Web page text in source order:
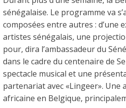
sénégalaise. Le programme va
composées entre autres : d’une
artistes sénégalais, une
pour, dira l’ambassadeur du
dans le cadre du centenaire de
spectacle musical et une
partenariat avec «Lingeer». Une
africaine en Belgique,